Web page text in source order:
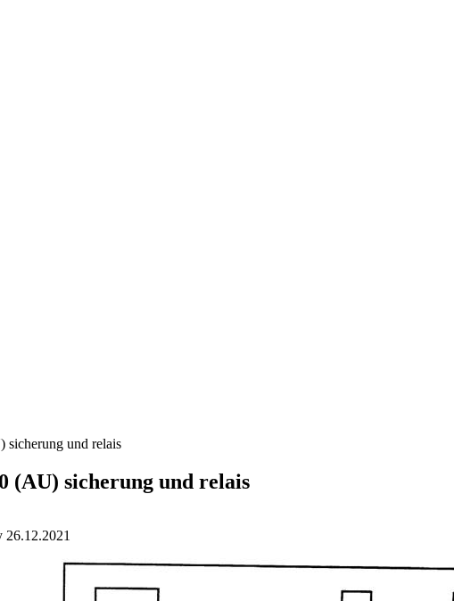
sicherung und relais
(AU) sicherung und relais
26.12.2021